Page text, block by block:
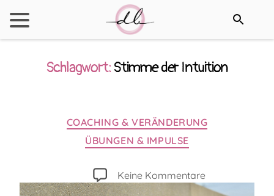
Schlagwort:Stimme der Intuition
Kategorien
COACHING & VERÄNDERUNG
ÜBUNGEN & IMPULSE
Keine Kommentarezu
Bist